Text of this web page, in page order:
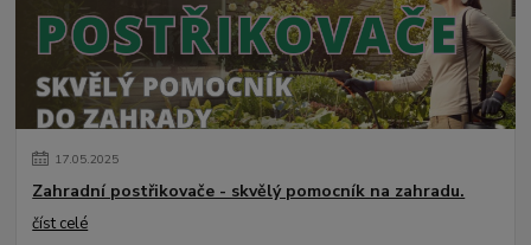
17.05.2025
Zahradní postřikovače - skvělý pomocník na zahradu.
číst celé